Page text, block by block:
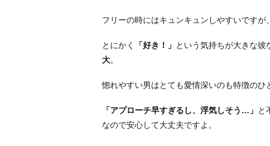
白
ハ
し
た
フリーの時にはキュンキュンしやすいですが、
とにかく 「好き！」 という気持ちが大きな彼
大。
惚れやすい男はとても愛情深いのも特徴のひ
「アプローチ早すぎるし、浮気しそう…」 と
なので安心して大丈夫ですよ。